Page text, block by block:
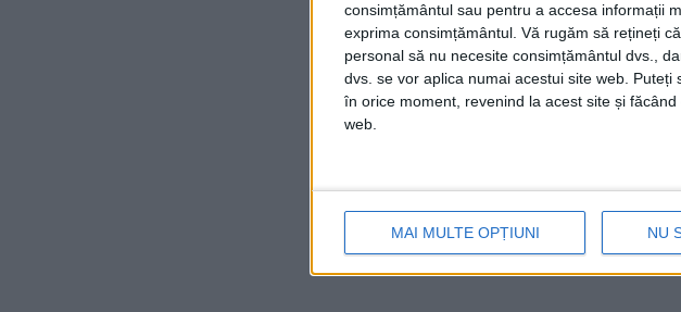
consimțământul sau pentru a accesa informații
exprima consimțământul. Vă rugăm să rețineți
personal să nu necesite consimțământul dvs.,
dvs. se vor aplica numai acestui site web.
în orice moment, revenind la acest site și
web.
MAI MULTE OPȚIUNI NU